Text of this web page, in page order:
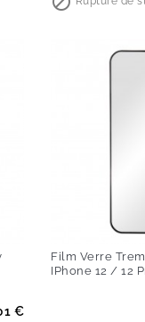
€
Film Verre
IPhone 12 / 12